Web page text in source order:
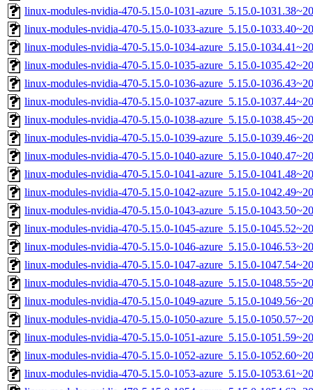
linux-modules-nvidia-470-5.15.0-1031-azure_5.15.0-
linux-modules-nvidia-470-5.15.0-1033-azure_5.15.0-
linux-modules-nvidia-470-5.15.0-1034-azure_5.15.0-
linux-modules-nvidia-470-5.15.0-1035-azure_5.15.0-
linux-modules-nvidia-470-5.15.0-1036-azure_5.15.0-
linux-modules-nvidia-470-5.15.0-1037-azure_5.15.0-
linux-modules-nvidia-470-5.15.0-1038-azure_5.15.0-
linux-modules-nvidia-470-5.15.0-1039-azure_5.15.0-
linux-modules-nvidia-470-5.15.0-1040-azure_5.15.0-
linux-modules-nvidia-470-5.15.0-1041-azure_5.15.0-
linux-modules-nvidia-470-5.15.0-1042-azure_5.15.0-
linux-modules-nvidia-470-5.15.0-1043-azure_5.15.0-
linux-modules-nvidia-470-5.15.0-1045-azure_5.15.0-
linux-modules-nvidia-470-5.15.0-1046-azure_5.15.0-
linux-modules-nvidia-470-5.15.0-1047-azure_5.15.0-
linux-modules-nvidia-470-5.15.0-1048-azure_5.15.0-
linux-modules-nvidia-470-5.15.0-1049-azure_5.15.0-
linux-modules-nvidia-470-5.15.0-1050-azure_5.15.0-
linux-modules-nvidia-470-5.15.0-1051-azure_5.15.0-
linux-modules-nvidia-470-5.15.0-1052-azure_5.15.0-
linux-modules-nvidia-470-5.15.0-1053-azure_5.15.0-